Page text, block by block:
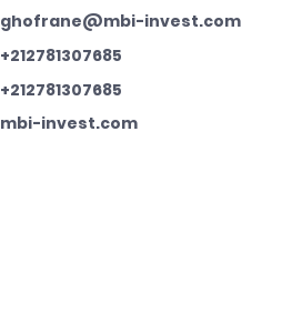
ghofrane@mbi-invest.com
+212781307685
+212781307685
mbi-invest.com